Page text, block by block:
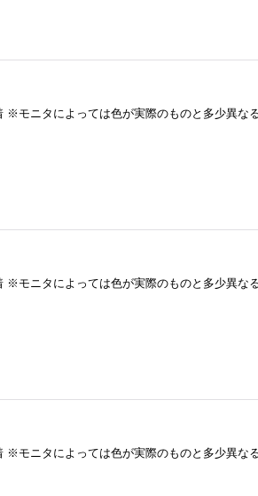
モニタによっては色が実際のものと多少異な
モニタによっては色が実際のものと多少異な
モニタによっては色が実際のものと多少異な